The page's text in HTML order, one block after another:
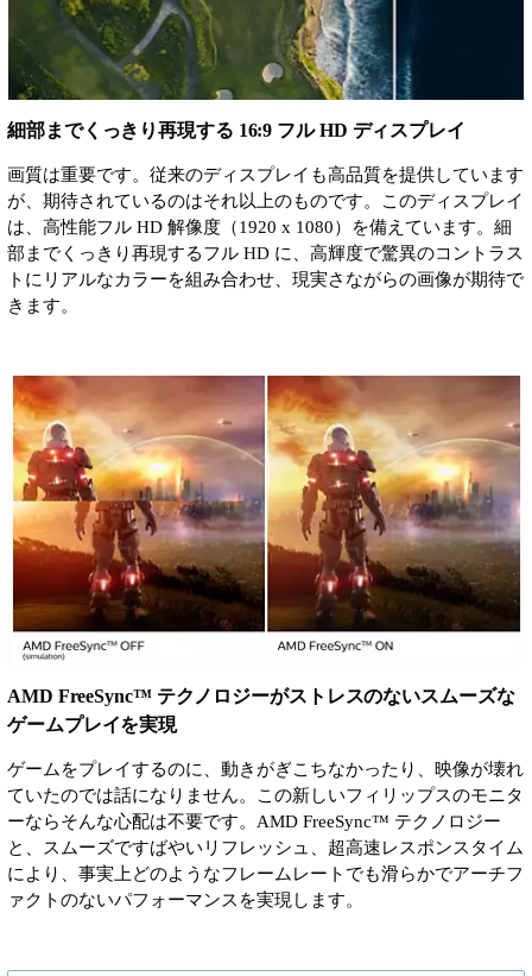
細部までくっきり再現する 16:9 フル HD ディスプレイ
画質は重要です。従来のディスプレイも高品質を提供しています
が、期待されているのはそれ以上のものです。このディスプレイ
は、高性能フル HD 解像度（1920 x 1080）を備えています。細
部までくっきり再現するフル HD に、高輝度で驚異のコントラス
トにリアルなカラーを組み合わせ、現実さながらの画像が期待で
きます。
AMD FreeSync™ テクノロジーがストレスのないスムーズな
ゲームプレイを実現
ゲームをプレイするのに、動きがぎこちなかったり、映像が壊れ
ていたのでは話になりません。この新しいフィリップスのモニタ
ーならそんな心配は不要です。AMD FreeSync™ テクノロジー
と、スムーズですばやいリフレッシュ、超高速レスポンスタイム
により、事実上どのようなフレームレートでも滑らかでアーチフ
ァクトのないパフォーマンスを実現します。